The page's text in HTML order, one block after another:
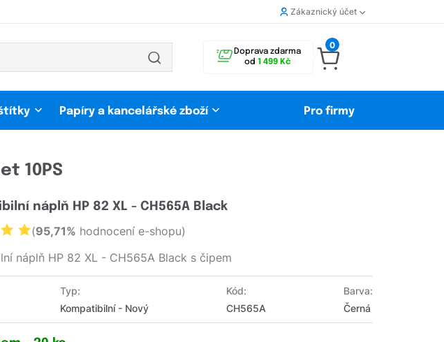
Zákaznický účet
Doprava zdarma
od 1 499 Kč
0
Papíry a kancelářské zboží Pro firmy
10PS
náplň HP 82 XL - CH565A Black
(95,71% hodnocení e-shopu)
náplň HP 82 XL - CH565A Black s čipem
Typ:
Kompatibilní - Nový
Kód:
CH565A
Barva:
Černá